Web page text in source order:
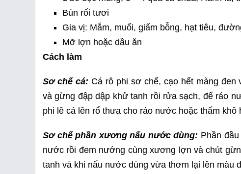
Bún rối tươi
Gia vị: Mắm, muối, giấm bỗng, hạt tiêu,
Mỡ lợn hoặc dầu ăn
Cách làm
Sơ chế cá: Cá rô phi sơ chế, cạo hết màng
và gừng đập dập khử tanh rồi rửa sạch, để ráo
phi lê cá lên rổ thưa cho ráo nước hoặc thấm khô
Sơ chế phần xương nấu nước dùng: Phần
nước rồi đem nướng cùng xương lợn và chút
tanh và khi nấu nước dùng vừa thơm lại lên màu